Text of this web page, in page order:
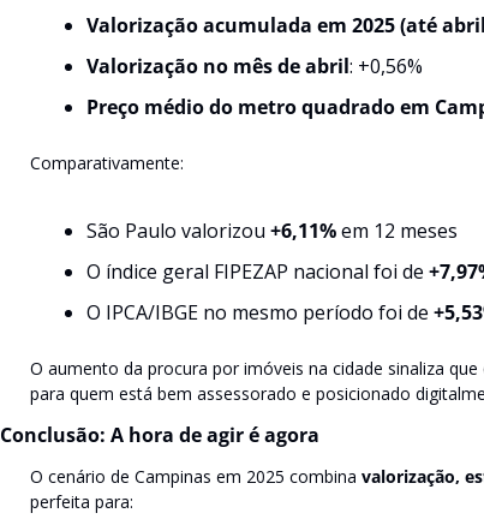
Valorização acumulada em 2025 (até
Valorização no mês de abril: +0,56%
Preço médio do metro quadrado em
Comparativamente:
São Paulo valorizou +6,11% em 12 meses
O índice geral FIPEZAP nacional foi de
O IPCA/IBGE no mesmo período foi de
O aumento da procura por imóveis na cidade sinaliza
para quem está bem assessorado e posicionado
Conclusão: A hora de agir é agora
O cenário de Campinas em 2025 combina valorização,
perfeita para: